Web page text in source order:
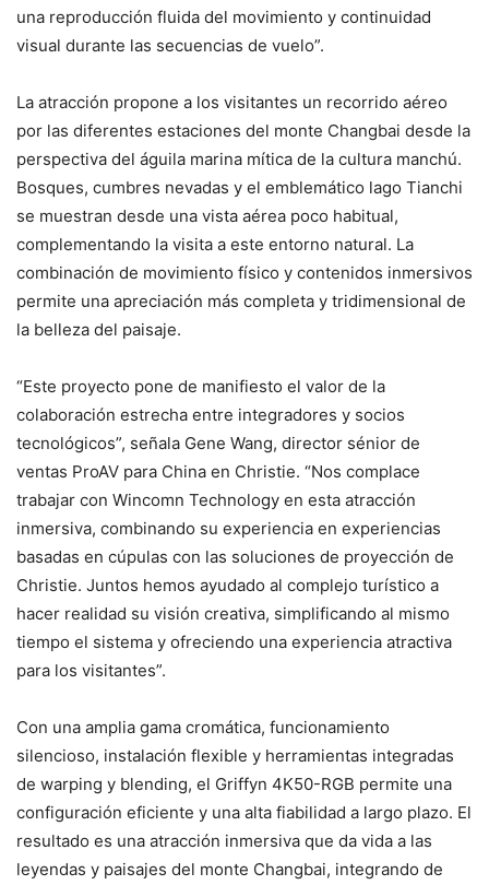
una reproducción fluida del movimiento y continuidad
visual durante las secuencias de vuelo”.
La atracción propone a los visitantes un recorrido aéreo
por las diferentes estaciones del monte Changbai desde la
perspectiva del águila marina mítica de la cultura manchú.
Bosques, cumbres nevadas y el emblemático lago Tianchi
se muestran desde una vista aérea poco habitual,
complementando la visita a este entorno natural. La
combinación de movimiento físico y contenidos inmersivos
permite una apreciación más completa y tridimensional de
la belleza del paisaje.
“Este proyecto pone de manifiesto el valor de la
colaboración estrecha entre integradores y socios
tecnológicos”, señala Gene Wang, director sénior de
ventas ProAV para China en Christie. “Nos complace
trabajar con Wincomn Technology en esta atracción
inmersiva, combinando su experiencia en experiencias
basadas en cúpulas con las soluciones de proyección de
Christie. Juntos hemos ayudado al complejo turístico a
hacer realidad su visión creativa, simplificando al mismo
tiempo el sistema y ofreciendo una experiencia atractiva
para los visitantes”.
Con una amplia gama cromática, funcionamiento
silencioso, instalación flexible y herramientas integradas
de warping y blending, el Griffyn 4K50-RGB permite una
configuración eficiente y una alta fiabilidad a largo plazo. El
resultado es una atracción inmersiva que da vida a las
leyendas y paisajes del monte Changbai, integrando de